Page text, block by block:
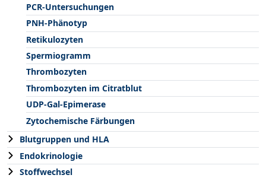
PCR-Untersuchungen
PNH-Phänotyp
Retikulozyten
Spermiogramm
Thrombozyten
Thrombozyten im Citratblut
UDP-Gal-Epimerase
Zytochemische Färbungen
Blutgruppen und HLA
Endokrinologie
Stoffwechsel